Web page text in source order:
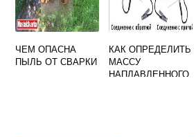
ЧЕМ ОПАСНА
ПЫЛЬ ОТ СВАРКИ
КАК ОПРЕДЕЛИТЬ
МАССУ
НАПЛАВЛЕННОГО